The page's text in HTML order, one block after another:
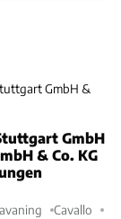
GmbH &
GmbH
& Co. KG
Cavallo